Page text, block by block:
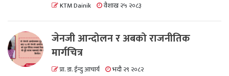
KTM Dainik वैशाख २५ २०८३
जेनजी आन्दोलन र अबको राजनीतिक
मार्गचित्र
प्रा. डा. ईन्दु आचार्य भदौ २९ २०८२